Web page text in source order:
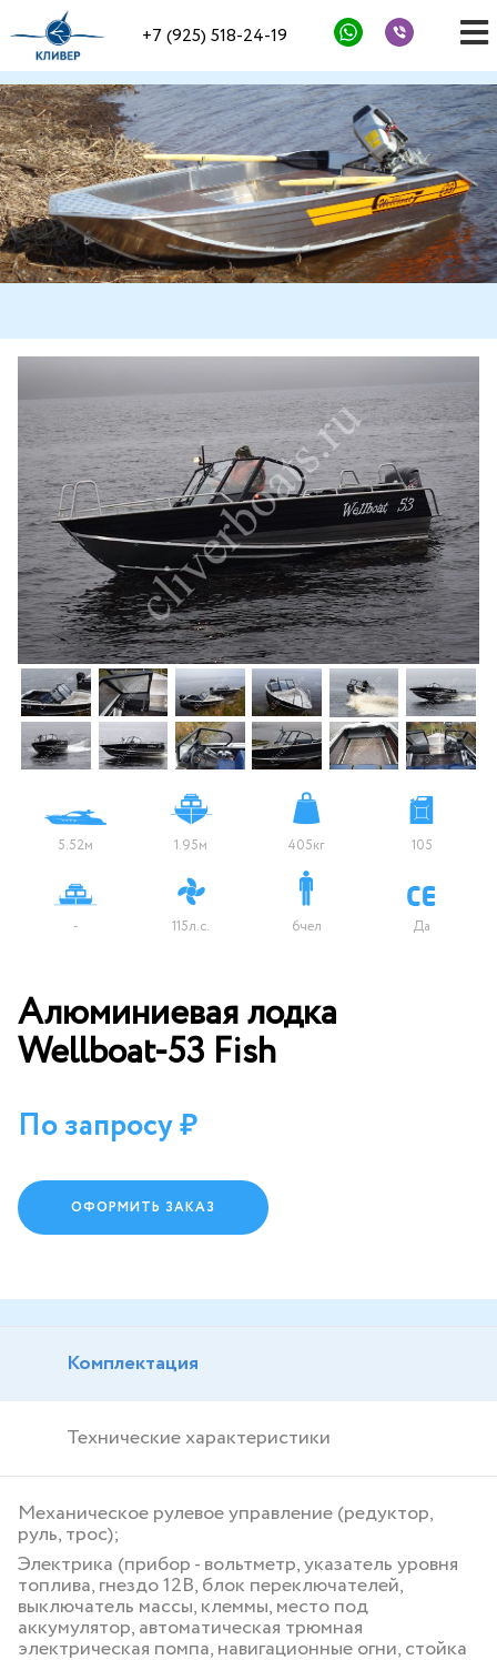
+7 (925) 518-24-19
5.52м 1.95м 405кг 105
- 115л.с. 6чел Да
Алюминиевая лодка
Wellboat-53 Fish
По запросу
ОФОРМИТЬ ЗАКАЗ
Комплектация
Технические характеристики
Механическое рулевое управление (редуктор,
руль, трос);
Электрика (прибор - вольтметр, указатель уровня
топлива, гнездо 12В, блок переключателей,
выключатель массы, клеммы, место под
аккумулятор, автоматическая трюмная
электрическая помпа, навигационные огни, стойка